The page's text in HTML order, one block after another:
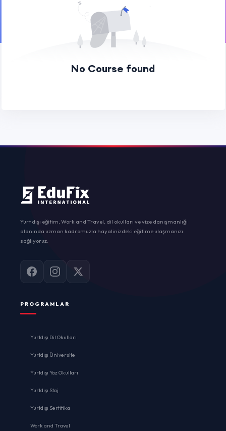
No Course found
Yurt dışı eğitim, Work and Travel, dil okulları ve vize danışmanlığı
alanında uzman kadromuzla hayalinizdeki eğitime ulaşmanızı
sağlıyoruz.
PROGRAMLAR
Yurtdışı Dil Okulları
Yurtdışı Üniversite
Yurtdışı Yaz Okulları
Yurtdışı Staj
Yurtdışı Sertifika
Work and Travel